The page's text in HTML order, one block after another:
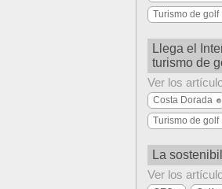
Turismo de golf
Llega el
turismo de
Ver los
Costa Dorada
Turismo de golf
La
Ver los